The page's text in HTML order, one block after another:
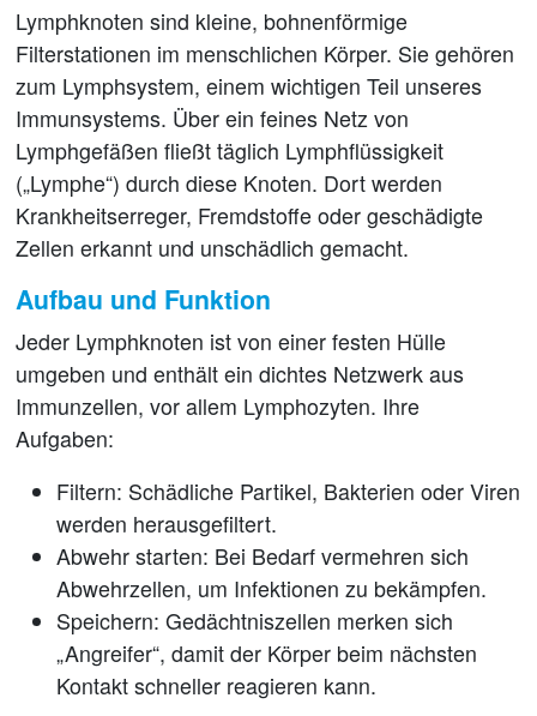
Lymphknoten sind kleine, bohnenförmige
Filterstationen im menschlichen Körper. Sie gehören
zum Lymphsystem, einem wichtigen Teil unseres
Immunsystems. Über ein feines Netz von
Lymphgefäßen fließt täglich Lymphflüssigkeit
(„Lymphe“) durch diese Knoten. Dort werden
Krankheitserreger, Fremdstoffe oder geschädigte
Zellen erkannt und unschädlich gemacht.
Aufbau und Funktion
Jeder Lymphknoten ist von einer festen Hülle
umgeben und enthält ein dichtes Netzwerk aus
Immunzellen, vor allem Lymphozyten. Ihre
Aufgaben:
Filtern: Schädliche Partikel, Bakterien oder Viren
werden herausgefiltert.
Abwehr starten: Bei Bedarf vermehren sich
Abwehrzellen, um Infektionen zu bekämpfen.
Speichern: Gedächtniszellen merken sich
„Angreifer“, damit der Körper beim nächsten
Kontakt schneller reagieren kann.